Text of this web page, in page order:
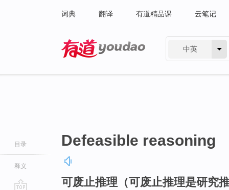
词典 翻译 有道精品课 云笔记
中英
目录
释义
Defeasible reasoning
可废止推理（可废止推理是研究